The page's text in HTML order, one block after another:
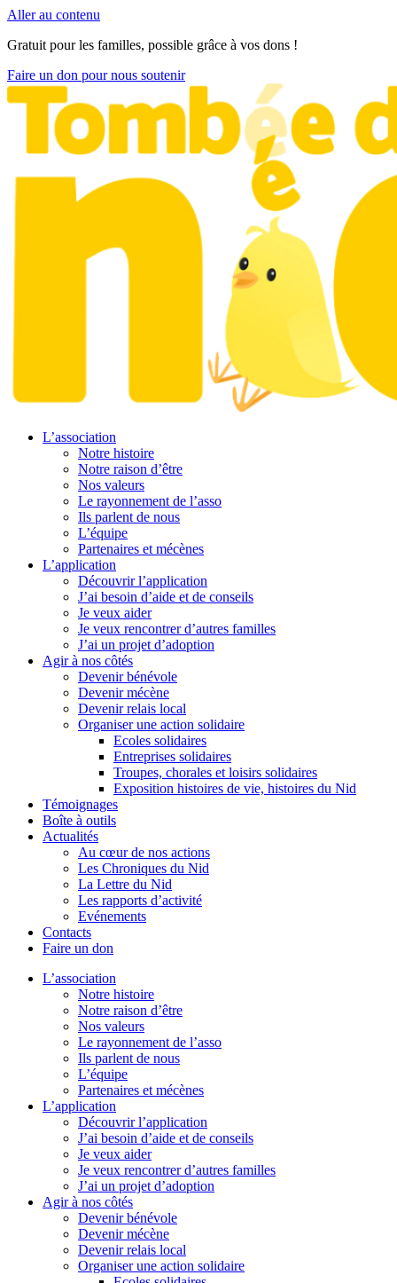
Aller au contenu
Gratuit pour les familles, possible grâce à vos dons !
Faire un don pour nous soutenir
L’association
Notre histoire
Notre raison d’être
Nos valeurs
Le rayonnement de l’asso
Ils parlent de nous
L’équipe
Partenaires et mécènes
L’application
Découvrir l’application
J’ai besoin d’aide et de conseils
Je veux aider
Je veux rencontrer d’autres familles
J’ai un projet d’adoption
Agir à nos côtés
Devenir bénévole
Devenir mécène
Devenir relais local
Organiser une action solidaire
Ecoles solidaires
Entreprises solidaires
Troupes, chorales et loisirs solidaires
Exposition histoires de vie, histoires du Nid
Témoignages
Boîte à outils
Actualités
Au cœur de nos actions
Les Chroniques du Nid
La Lettre du Nid
Les rapports d’activité
Evénements
Contacts
Faire un don
L’association
Notre histoire
Notre raison d’être
Nos valeurs
Le rayonnement de l’asso
Ils parlent de nous
L’équipe
Partenaires et mécènes
L’application
Découvrir l’application
J’ai besoin d’aide et de conseils
Je veux aider
Je veux rencontrer d’autres familles
J’ai un projet d’adoption
Agir à nos côtés
Devenir bénévole
Devenir mécène
Devenir relais local
Organiser une action solidaire